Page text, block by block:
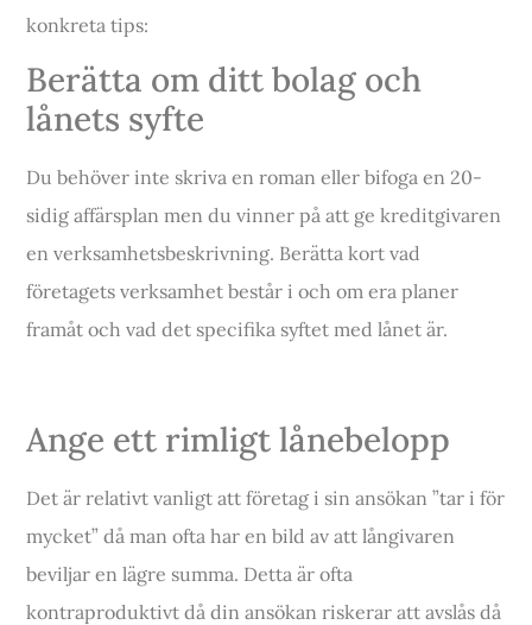
konkreta tips:
Berätta om ditt bolag och
lånets syfte
Du behöver inte skriva en roman eller bifoga en 20-
sidig affärsplan men du vinner på att ge kreditgivaren
en verksamhetsbeskrivning. Berätta kort vad
företagets verksamhet består i och om era planer
framåt och vad det specifika syftet med lånet är.
Ange ett rimligt lånebelopp
Det är relativt vanligt att företag i sin ansökan ”tar i för
mycket” då man ofta har en bild av att långivaren
beviljar en lägre summa. Detta är ofta
kontraproduktivt då din ansökan riskerar att avslås då